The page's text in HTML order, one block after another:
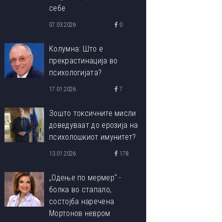
себе
07.03.2026 0
Колумна: Што е
прекрастинација во
психологијата?
17.01.2026 7
Зошто токсичните мисли
доведуваат до ерозија на
психолошкиот имунитет?
13.01.2026 178
„Одење по мермер“ -
болка во стапало,
состојба наречена
Мортонов невром